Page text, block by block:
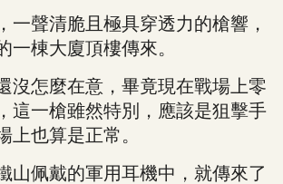
聲清脆且極具穿透力的槍響，
一棟大廈頂樓傳來。
怎麼在意，畢竟現在戰場上零
這一槍雖然特別，應該是狙擊手
上也算是正常。
佩戴的軍用耳機中，就傳來了